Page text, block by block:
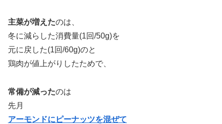
主菜が増えたのは、
冬に減らした消費量(1回/50g)を
元に戻した(1回/60g)のと
鶏肉が値上がりしたためで、
常備が減ったのは
先月
アーモンドにピーナッツを混ぜて